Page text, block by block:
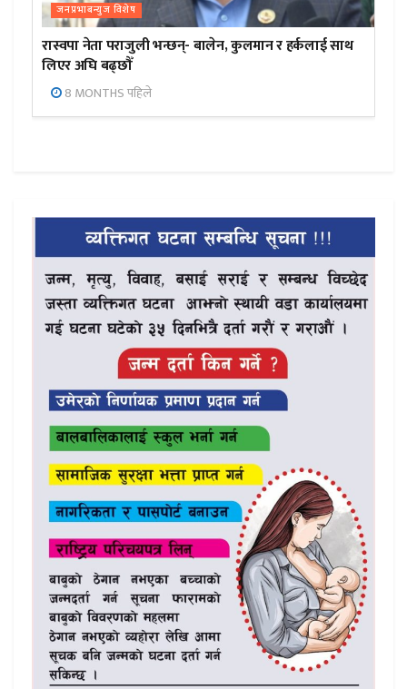
जनप्रभाबन्युज विशेष
रास्वपा नेता पराजुली भन्छन्- बालेन, कुलमान र हर्कलाई साथ
लिएर अघि बढ्छौँ
8 MONTHS पहिले